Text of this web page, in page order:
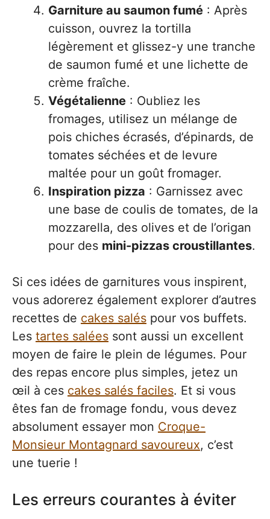
Garniture au saumon fumé : Après
cuisson, ouvrez la tortilla
légèrement et glissez-y une tranche
de saumon fumé et une lichette de
crème fraîche.
Végétalienne : Oubliez les
fromages, utilisez un mélange de
pois chiches écrasés, d’épinards, de
tomates séchées et de levure
maltée pour un goût fromager.
Inspiration pizza : Garnissez avec
une base de coulis de tomates, de la
mozzarella, des olives et de l’origan
pour des mini-pizzas croustillantes.
Si ces idées de garnitures vous inspirent,
vous adorerez également explorer d’autres
recettes de cakes salés pour vos buffets.
Les tartes salées sont aussi un excellent
moyen de faire le plein de légumes. Pour
des repas encore plus simples, jetez un
œil à ces cakes salés faciles. Et si vous
êtes fan de fromage fondu, vous devez
absolument essayer mon Croque-
Monsieur Montagnard savoureux, c’est
une tuerie !
Les erreurs courantes à éviter